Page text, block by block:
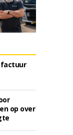
factuur
op over